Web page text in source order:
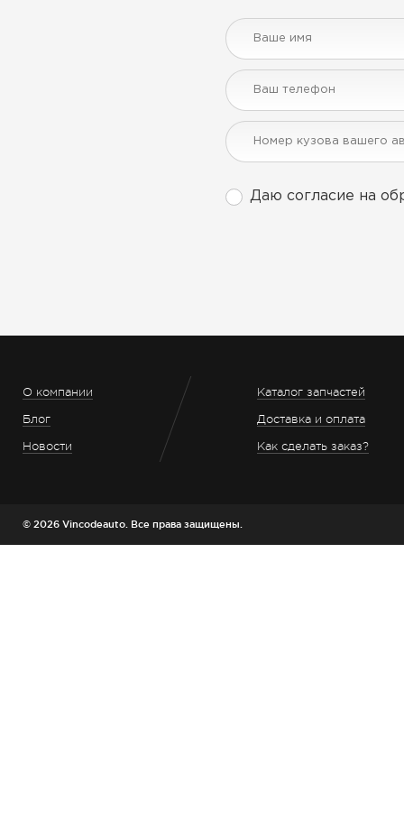
Даю согласие на
О компании
Блог
Новости
Каталог запчастей
Доставка и оплата
Как сделать заказ?
© 2026 Vincodeauto. Все права защищены.